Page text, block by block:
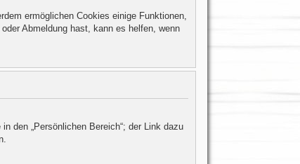
ermöglichen Cookies einige Funktionen,
Abmeldung hast, kann es helfen, wenn
den „Persönlichen Bereich“; der Link dazu